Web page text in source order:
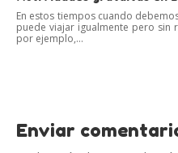
En estos tiempos cuando
puede viajar igualmente pero sin
por ejemplo,...
Enviar